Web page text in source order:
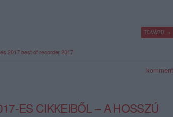
TOVÁBB →
2017 best of recorder 2017
komment
ES CIKKEIBŐL – A HOSSZÚ